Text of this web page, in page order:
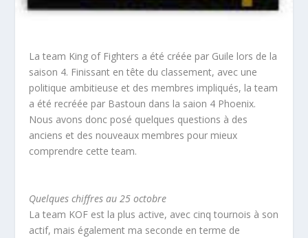
La team King of Fighters a été créée par Guile lors de la
saison 4. Finissant en tête du classement, avec une
politique ambitieuse et des membres impliqués, la team
a été recréée par Bastoun dans la saion 4 Phoenix.
Nous avons donc posé quelques questions à des
anciens et des nouveaux membres pour mieux
comprendre cette team.
Quelques chiffres au 25 octobre
La team KOF est la plus active, avec cinq tournois à son
actif, mais également ma seconde en terme de